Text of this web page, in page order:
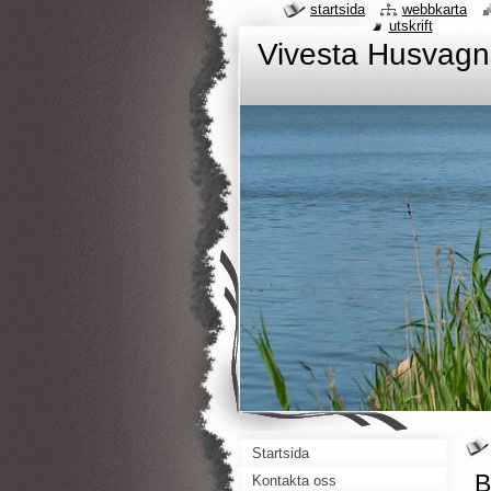
Vivesta
Startsida
Kontakta oss
startsida webbkarta
utskrift